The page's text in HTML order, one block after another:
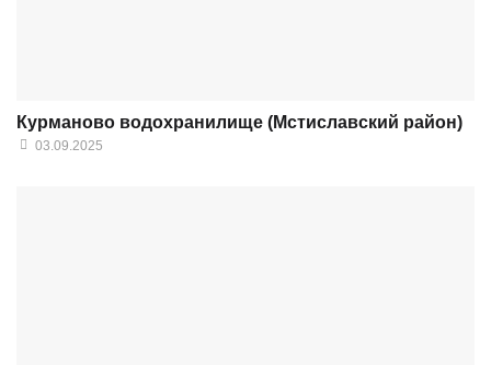
Курманово водохранилище (Мстиславский район)
03.09.2025